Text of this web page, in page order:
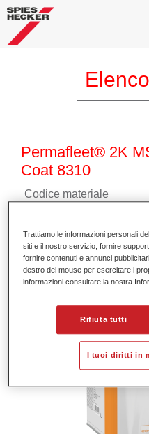
Permafleet® 2K
Coat 8310
Codice materiale
Continua a leggere
Trattiamo le informazioni personali
siti e il nostro servizio, fornire
fornire contenuti e annunci
destro del mouse per esercitare i
informazioni consultare la nostra
Rifiuta tutti
I tuoi diritti in